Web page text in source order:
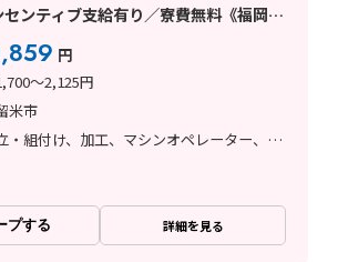
ンティブ支給有り／寮費無料《福岡
円
～2,125円
米市
検査、組立・組付け、加工、マシンオペレーター、ライン作業、鋳造・鍛造
プする 詳細を見る